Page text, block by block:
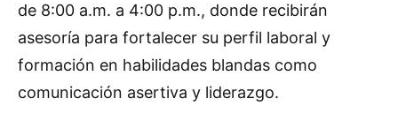
de 8:00 a.m. a 4:00 p.m., donde recibirán
asesoría para fortalecer su perfil laboral y
formación en habilidades blandas como
comunicación asertiva y liderazgo.